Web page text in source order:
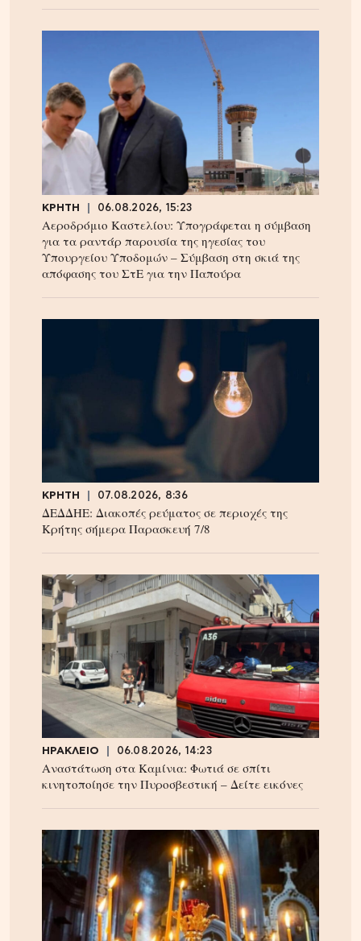
ΚΡΗΤΗ 06.08.2026, 15:23
Αεροδρόμιο Καστελίου: Υπογράφεται η σύμβαση
για τα ραντάρ παρουσία της ηγεσίας του
Υπουργείου Υποδομών – Σύμβαση στη σκιά της
απόφασης του ΣτΕ για την Παπούρα
ΚΡΗΤΗ 07.08.2026, 8:36
ΔΕΔΔΗΕ: Διακοπές ρεύματος σε περιοχές της
Κρήτης σήμερα Παρασκευή 7/8
ΗΡΑΚΛΕΙΟ 06.08.2026, 14:23
Αναστάτωση στα Καμίνια: Φωτιά σε σπίτι
κινητοποίησε την Πυροσβεστική – Δείτε εικόνες